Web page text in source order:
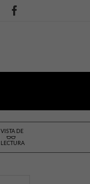
VISTA DE
LECTURA